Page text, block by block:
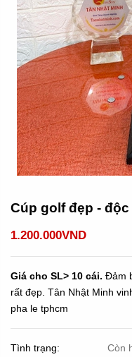
Cúp golf đẹp - độc
1.200.000VND
Giá cho SL> 10 cái. Đảm
rất đẹp. Tân Nhật Minh
pha le tphcm
Tình trạng: Còn